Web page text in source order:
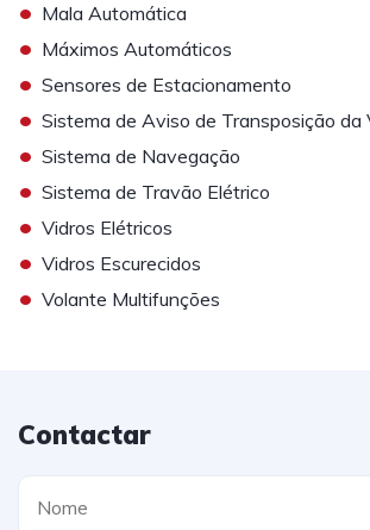
• Mala Automática
• Máximos Automáticos
• Sensores de Estacionamento
• Sistema de Aviso de Transposição da
• Sistema de Navegação
• Sistema de Travão Elétrico
• Vidros Elétricos
• Vidros Escurecidos
• Volante Multifunções
Contactar